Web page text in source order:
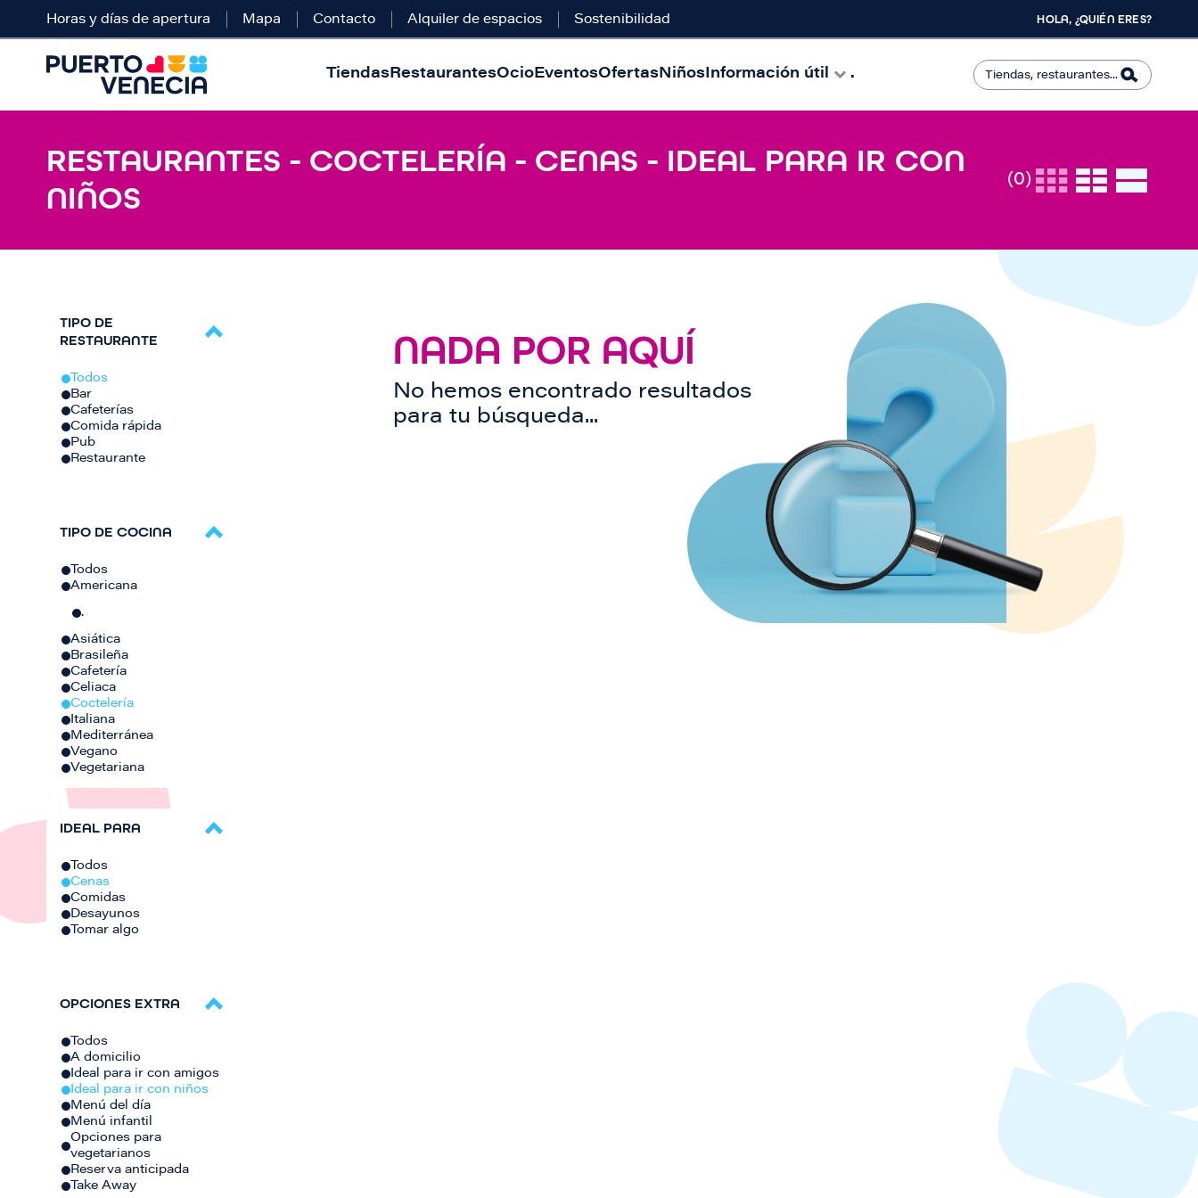
Horas y días de apertura Mapa Contacto Alquiler de espacios Sostenibilidad HOLA, ¿QUIÉN ERES?
TiendasRestaurantesOcioEventosOfertasNiñosInformación útil .
RESTAURANTES - COCTELERÍA - CENAS - IDEAL PARA IR CON
NIÑOS
(0)
TIPO DE
RESTAURANTE
Todos
Bar
Cafeterías
Comida rápida
Pub
Restaurante
TIPO DE COCINA
Todos
Americana
.
Asiática
Brasileña
Cafetería
Celiaca
Coctelería
Italiana
Mediterránea
Vegano
Vegetariana
IDEAL PARA
Todos
Cenas
Comidas
Desayunos
Tomar algo
OPCIONES EXTRA
Todos
A domicilio
Ideal para ir con amigos
Ideal para ir con niños
Menú del día
Menú infantil
Opciones para
vegetarianos
Reserva anticipada
Take Away
NADA POR AQUÍ
No hemos encontrado resultados
para tu búsqueda...